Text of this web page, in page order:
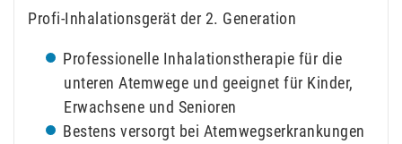
Profi-Inhalationsgerät der 2. Generation
Professionelle Inhalationstherapie für die
unteren Atemwege und geeignet für Kinder,
Erwachsene und Senioren
Bestens versorgt bei Atemwegserkrankungen